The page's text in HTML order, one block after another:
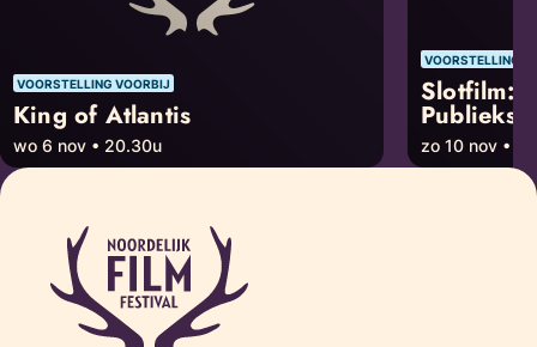
VOORSTELLING VOORBIJ
King of Atlantis
wo 6 nov • 20.30u
VOORSTELLING
Slotfilm:
zo 10 nov •